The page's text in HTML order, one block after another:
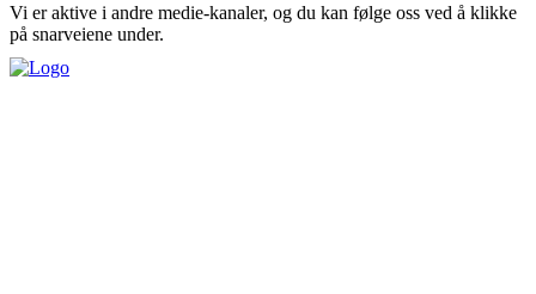
Vi er aktive i andre medie-kanaler, og du kan følge oss ved å klikke
på snarveiene under.